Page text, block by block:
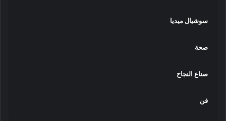
سوشيال ميديا
صحة
صناع النجاح
فن